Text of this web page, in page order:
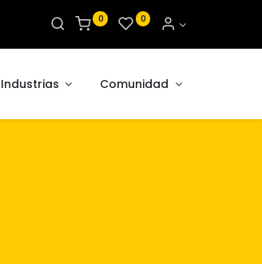
0 0
Industrias Comunidad